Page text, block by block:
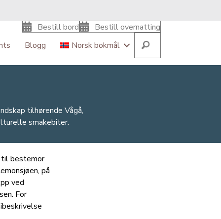
Bestill overnatting
Bestill bord
Blogg Norsk bokmål
tilhørende Vågå,
smakebiter.
til bestemor
på
ved
For